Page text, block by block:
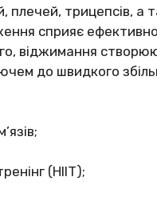
плечей, трицепсів,
сприяє
віджимання
до швидкого
(HIIT);